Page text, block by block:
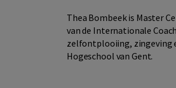
Thea Bombeek is Master
van de Internationale
zelfontplooiing, zingeving
Hogeschool van Gent.